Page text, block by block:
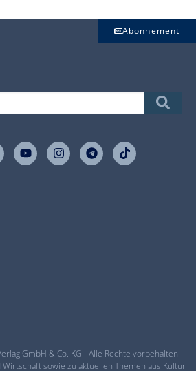
Abonnement
GmbH & Co. KG - Alle Rechte vorbehalten.
sowie zu aktuellen Themen aus Kultur